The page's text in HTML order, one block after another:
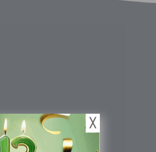
Subscríbete
╳